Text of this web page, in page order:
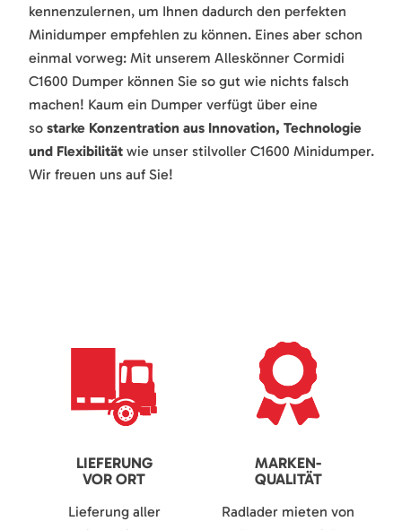
kennenzulernen, um Ihnen dadurch den perfekten
Minidumper empfehlen zu können. Eines aber schon
einmal vorweg: Mit unserem Alleskönner Cormidi
C1600 Dumper können Sie so gut wie nichts falsch
machen! Kaum ein Dumper verfügt über eine
so starke Konzentration aus Innovation, Technologie
und Flexibilität wie unser stilvoller C1600 Minidumper.
Wir freuen uns auf Sie!
LIEFERUNG
VOR ORT
Lieferung aller
MARKEN-
QUALITÄT
Radlader mieten von